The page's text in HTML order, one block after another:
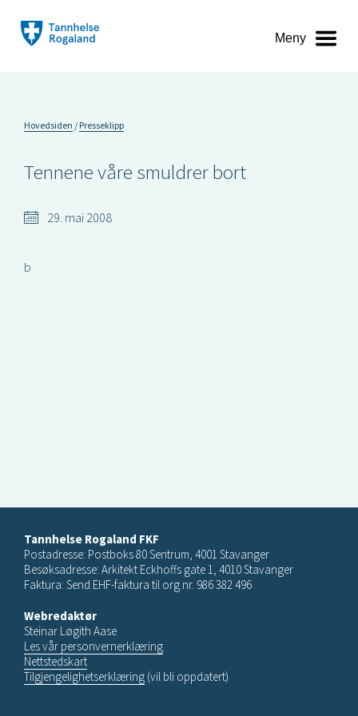
Meny
Hovedsiden Presseklipp
Tennene våre smuldrer bort
29. mai 2008
b
Tannhelse Rogaland FKF
Postadresse: Postboks 80 Sentrum, 4001 Stavanger
Besøksadresse: Arkitekt Eckhoffs gate 1, 4010 Stavanger
Faktura: Send EHF-faktura til org.nr. 986 382 496
Webredaktør
Steinar Løgith Aase
Les vår personvernerklæring
Nettstedskart
Tilgjengelighetserklæring (vil bli oppdatert)